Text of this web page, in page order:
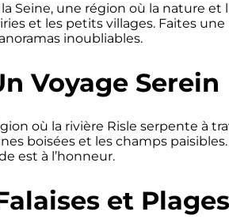
Seine, une région où la nature
et les petits villages. Faites
inoubliables.
Voyage Serein
où la rivière Risle serpente à
boisées et les champs
est à l’honneur.
et Plages